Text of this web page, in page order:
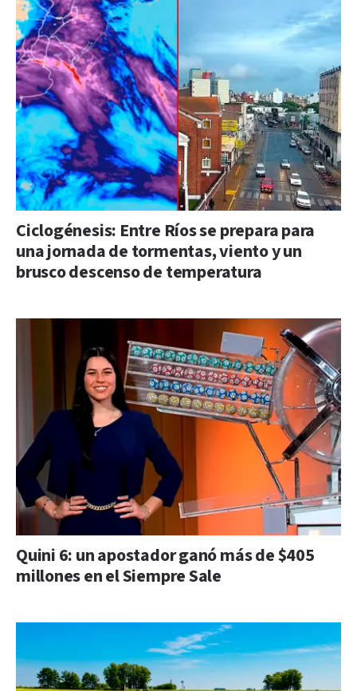
Ciclogénesis: Entre Ríos se prepara para
una jornada de tormentas, viento y un
brusco descenso de temperatura
Quini 6: un apostador ganó más de $405
millones en el Siempre Sale